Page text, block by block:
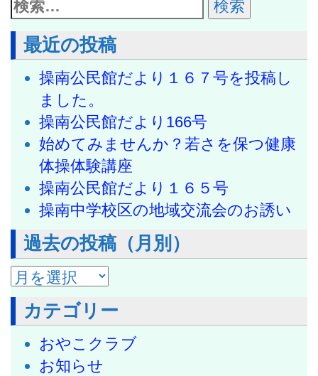
最近の投稿
操南公民館だより１６７号を投稿し
ました。
操南公民館だより166号
始めてみませんか？若さを保つ健康
体操体験講座
操南公民館だより１６５号
操南中学校区の地域交流会のお誘い
過去の投稿（月別）
過去の投稿（月別）
カテゴリー
おやこクラブ
お知らせ